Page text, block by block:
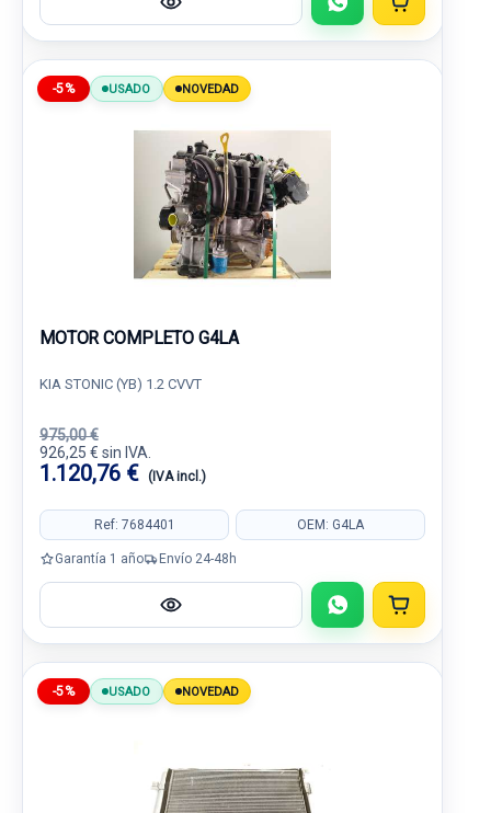
-5% USADO NOVEDAD
MOTOR COMPLETO G4LA
KIA STONIC (YB) 1.2 CVVT
975,00 €
926,25 € sin IVA.
1.120,76 € (IVA incl.)
Ref: 7684401 OEM: G4LA
Garantía 1 año Envío 24-48h
-5% USADO NOVEDAD